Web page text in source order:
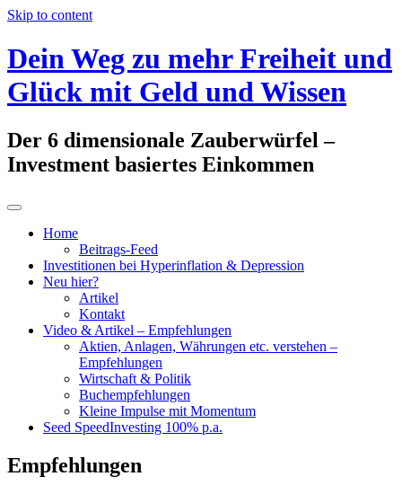
Skip to content
Dein Weg zu mehr Freiheit und
Glück mit Geld und Wissen
Der 6 dimensionale Zauberwürfel –
Investment basiertes Einkommen
Home
Beitrags-Feed
Investitionen bei Hyperinflation & Depression
Neu hier?
Artikel
Kontakt
Video & Artikel – Empfehlungen
Aktien, Anlagen, Währungen etc. verstehen –
Empfehlungen
Wirtschaft & Politik
Buchempfehlungen
Kleine Impulse mit Momentum
Seed SpeedInvesting 100% p.a.
Empfehlungen